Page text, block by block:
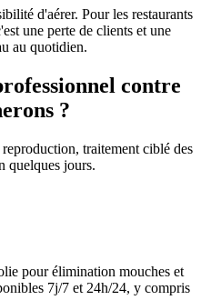
d'aérer. Pour les restaurants
une perte de clients et une
au quotidien.
contre
?
traitement ciblé des
quelques jours.
pour élimination mouches et
7j/7 et 24h/24, y compris